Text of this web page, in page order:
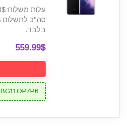
בלבד.
559.99$
BG11OP7P6